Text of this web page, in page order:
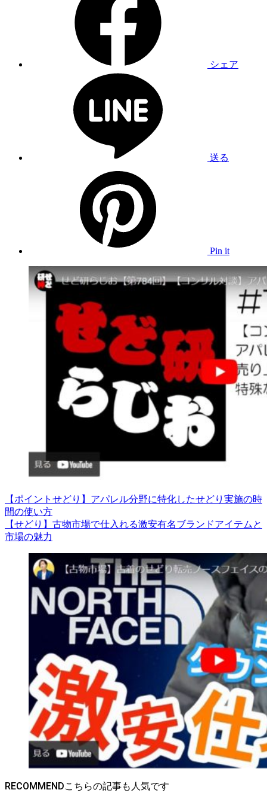
シェア
送る
Pin it
【ポイントせどり】アパレル分野に特化したせどり実施の時
間の使い方
【せどり】古物市場で仕入れる激安有名ブランドアイテムと
市場の魅力
RECOMMEND